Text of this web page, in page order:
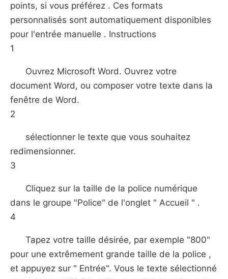
points, si vous préférez . Ces formats
personnalisés sont automatiquement disponibles
pour l'entrée manuelle . Instructions
1
Ouvrez Microsoft Word. Ouvrez votre
document Word, ou composer votre texte dans la
fenêtre de Word.
2
sélectionner le texte que vous souhaitez
redimensionner.
3
Cliquez sur la taille de la police numérique
dans le groupe "Police" de l'onglet " Accueil " .
4
Tapez votre taille désirée, par exemple "800"
pour une extrêmement grande taille de la police ,
et appuyez sur " Entrée". Vous le texte sélectionné